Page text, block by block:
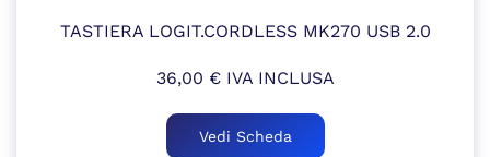
TASTIERA LOGIT.CORDLESS MK270 USB 2.0
36,00 €IVA INCLUSA
Vedi Scheda